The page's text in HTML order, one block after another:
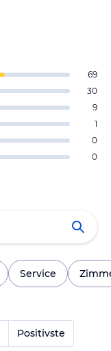
69
30
9
1
0
0
Service
Positivste